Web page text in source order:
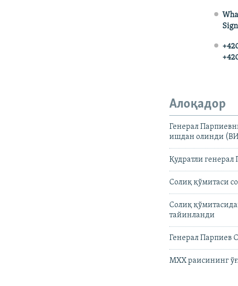
Алоқадор
Генерал
ишдан олинди
Қудратли
Солиқ қўмитаси
Солиқ
тайинланди
Генерал Парпиев
МХХ раисининг